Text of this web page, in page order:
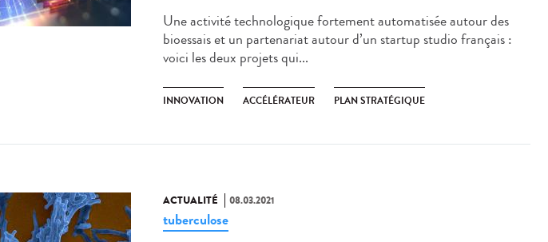
Une activité technologique fortement automatisée autour des
bioessais et un partenariat autour d’un startup studio français :
voici les deux projets qui...
INNOVATION ACCÉLÉRATEUR PLAN STRATÉGIQUE
ACTUALITÉ 08.03.2021
tuberculose